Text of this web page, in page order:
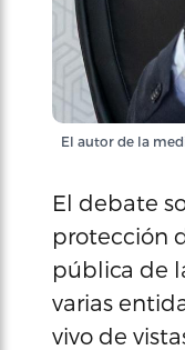
El autor de la
El debate
protección
pública de
varias
vivo de